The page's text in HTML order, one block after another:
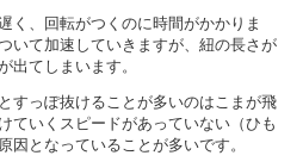
く、回転がつくのに時間がかかりま
いて加速していきますが、紐の長さが
出てしまいます。
すっぽ抜けることが多いのはこまが飛
ていくスピードがあっていない（ひも
となっていることが多いです。